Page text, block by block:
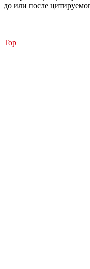
до или после
Top